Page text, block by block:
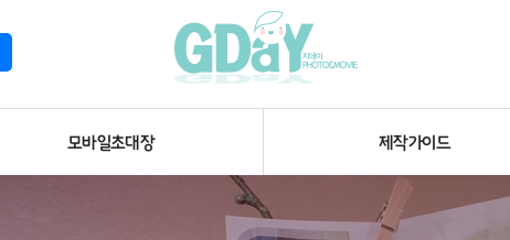
모바일초대장 제작가이드